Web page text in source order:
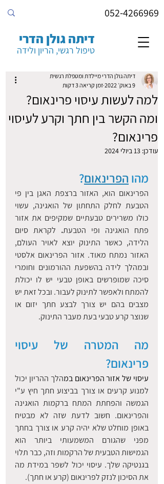
דיתה גולן הדרי
טיפול רגשי, הריון ולידה
052-4266969
למה לעשות עיסוי פרינאום?
ומה הקשר בין חתך וקרע לעיסוי
פרינאום?
דיתה גולן הדרי מיילדת ומטפלת רגשית
9 באוק׳ 2022
זמן קריאה 3 דקות
עודכן: 13 ביולי 2024
מהו הפרינאום?
פתח הואגינה ופי הטבעת.
שנוצר קרע טבעי בעת מעבר התינוק.
פרינאום?
עיסוי של אזור הפרינאום במ
את הסיכון לנזק לפרינאום (קרע או חתך).